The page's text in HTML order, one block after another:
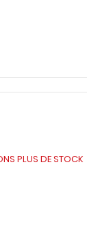
PLUS DE STOCK